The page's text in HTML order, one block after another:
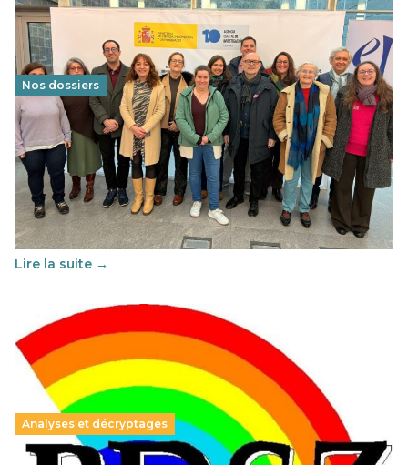
Nos dossiers
Éducation au vivre-ensemble : un échange croisé
franco-espagnol pour changer d’approche
29 juin 2026-National
Cette année, l'UNSA Éducation a mené un projet Erasmus
soutenu par l'union Européenne et centré sur l'éducation
au vivre-ensemble : quelles différences entre la France…
Lire la suite →
Analyses et décryptages